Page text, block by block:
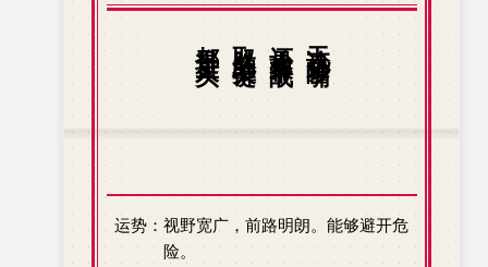
无论是吵嘴
还是弹幕战，
取胜的关键
都是拼人头。
运势：视野宽广，前路明朗。能够避开危
险。